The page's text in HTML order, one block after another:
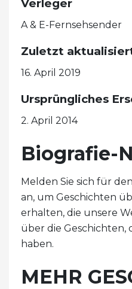
Verleger
A & E-Fernsehsender
Zuletzt
16. April 2019
Ursprüngliches
2. April 2014
Biografie-
Melden Sie sich für
an, um Geschichten
erhalten, die unsere
über die Geschichten,
haben.
MEHR